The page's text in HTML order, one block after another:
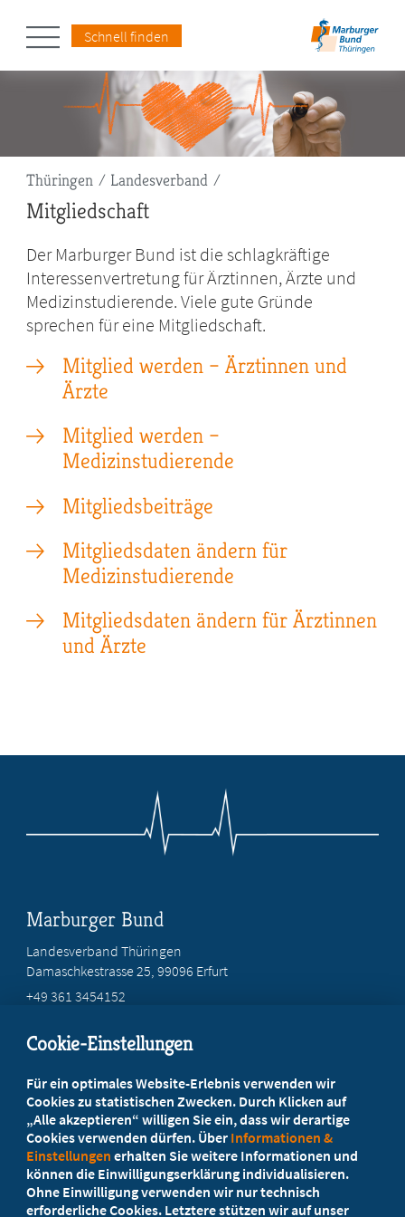
Schnell finden
Pfadnavigation
Thüringen Landesverband
Mitgliedschaft
Der Marburger Bund ist die schlagkräftige
Interessenvertretung für Ärztinnen, Ärzte und
Medizinstudierende. Viele gute Gründe
sprechen für eine Mitgliedschaft.
Mitglied werden – Ärztinnen und
Ärzte
Mitglied werden –
Medizinstudierende
Mitgliedsbeiträge
Mitgliedsdaten ändern für
Medizinstudierende
Mitgliedsdaten ändern für Ärztinnen
und Ärzte
Marburger Bund
Landesverband Thüringen
Damaschkestrasse 25, 99096 Erfurt
+49 361 3454152
Ihr Landesverband berät Sie!
Ansprechpartner
Werden Sie jetzt Mitglied
Cookie-Einstellungen
Für ein optimales Website-Erlebnis verwenden wir
Cookies zu statistischen Zwecken. Durch Klicken auf
„Alle akzeptieren“ willigen Sie ein, dass wir derartige
Cookies verwenden dürfen. Über Informationen &
Einstellungen erhalten Sie weitere Informationen und
können die Einwilligungserklärung individualisieren.
Ohne Einwilligung verwenden wir nur technisch
erforderliche Cookies. Letztere stützen wir auf unser